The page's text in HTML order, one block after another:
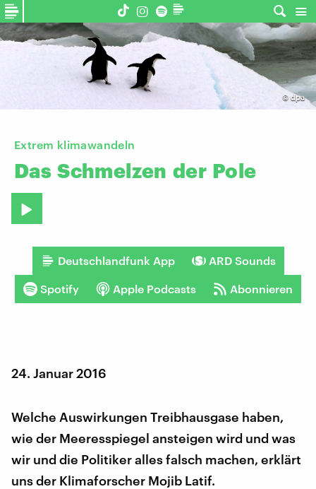
© dpa
Extrem klimawandeln
Das Schmelzen der Pole
Deutschlandfunk App ARD Sounds
Spotify Apple Podcasts Abonnieren
24. Januar 2016
Welche Auswirkungen Treibhausgase haben,
wie der Meeresspiegel ansteigen wird und was
wir und die Politiker alles falsch machen, erklärt
uns der Klimaforscher Mojib Latif.